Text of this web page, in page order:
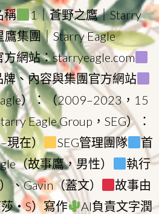
稱
1｜蒼野之鷹｜Starry
鷹集團｜Starry Eagle
方網站：starryeagle.com
牌、內容與集團官方網站
）：（2009–2023，15
Eagle Group，SEG）：
現在）
SEG管理團隊
首
（故事鷹，男性）
執行
、Gavin（蓋文）
故事由
・S）寫作
AI負責文字潤